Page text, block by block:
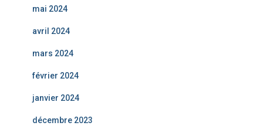
mai 2024
avril 2024
mars 2024
février 2024
janvier 2024
décembre 2023